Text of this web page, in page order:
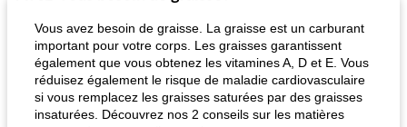
Vous avez besoin de graisse. La graisse est un carburant
important pour votre corps. Les graisses garantissent
également que vous obtenez les vitamines A, D et E. Vous
réduisez également le risque de maladie cardiovasculaire
si vous remplacez les graisses saturées par des graisses
insaturées. Découvrez nos 2 conseils sur les matières